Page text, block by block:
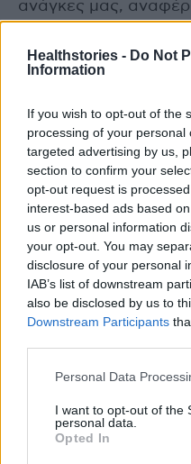
Healthstories - Do Not
Information
If you wish to opt-out of the
processing of your
targeted advertising by us,
section to confirm your
opt-out request is
interest-based ads based
us or personal information
your opt-out. You may
disclosure of your personal
IAB’s list of downstream
also be disclosed by us to
Downstream Participants
Personal Data
I want to opt-out of the
personal data.
Opted In
ανάγκες μας,
Photo Shutterstock
Διαβάστε επίσης
Αφυδατωμένα
επαναφέρετε τη
Φωτογήρανση: Πώς
προλάβουμε
TAGS Εύκολα κόλπα για να μην